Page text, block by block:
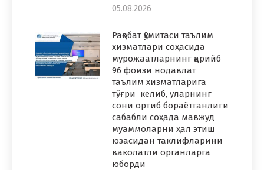
05.08.2026
Рақобат қўмитаси таълим
хизматлари соҳасида
мурожаатларнинг қарийб
96 фоизи нодавлат
таълим хизматларига
тўғри келиб, уларнинг
сони ортиб бораётганлиги
сабабли соҳада мавжуд
муаммоларни ҳал этиш
юзасидан таклифларини
ваколатли органларга
юборди